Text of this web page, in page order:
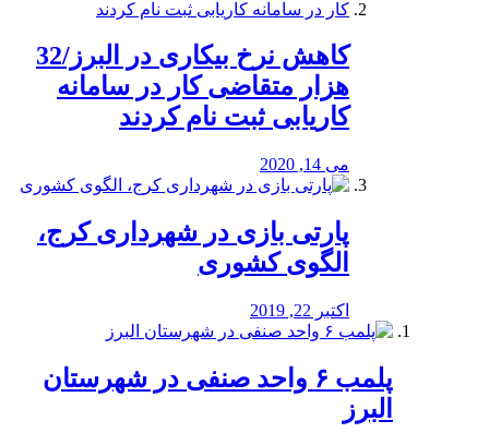
کاهش نرخ بیکاری در البرز/32
هزار متقاضی کار در سامانه
کاریابی ثبت نام کردند
می 14, 2020
پارتی بازی در شهرداری کرج،
الگوی کشوری
اکتبر 22, 2019
پلمب ۶ واحد صنفی در شهرستان
البرز